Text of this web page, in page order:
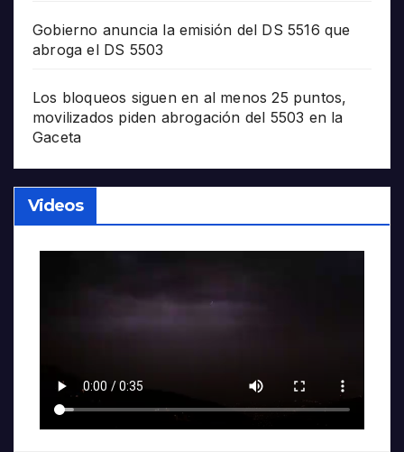
Gobierno anuncia la emisión del DS 5516 que
abroga el DS 5503
Los bloqueos siguen en al menos 25 puntos,
movilizados piden abrogación del 5503 en la
Gaceta
Videos